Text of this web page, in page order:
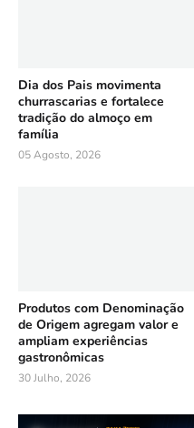
Dia dos Pais movimenta
churrascarias e fortalece
tradição do almoço em
família
05 Agosto, 2026
Produtos com Denominação
de Origem agregam valor e
ampliam experiências
gastronômicas
30 Julho, 2026